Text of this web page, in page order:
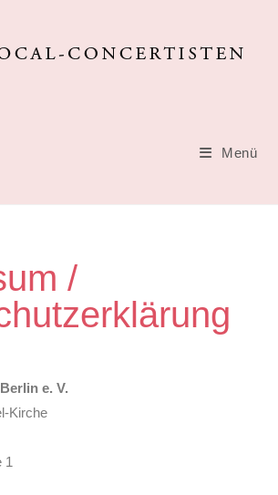
Menü
/
e. V.
Kirche
1